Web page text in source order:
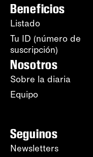
Beneficios
Listado
Tu ID (número de
suscripción)
Nosotros
Sobre la diaria
Equipo
Seguinos
Newsletters